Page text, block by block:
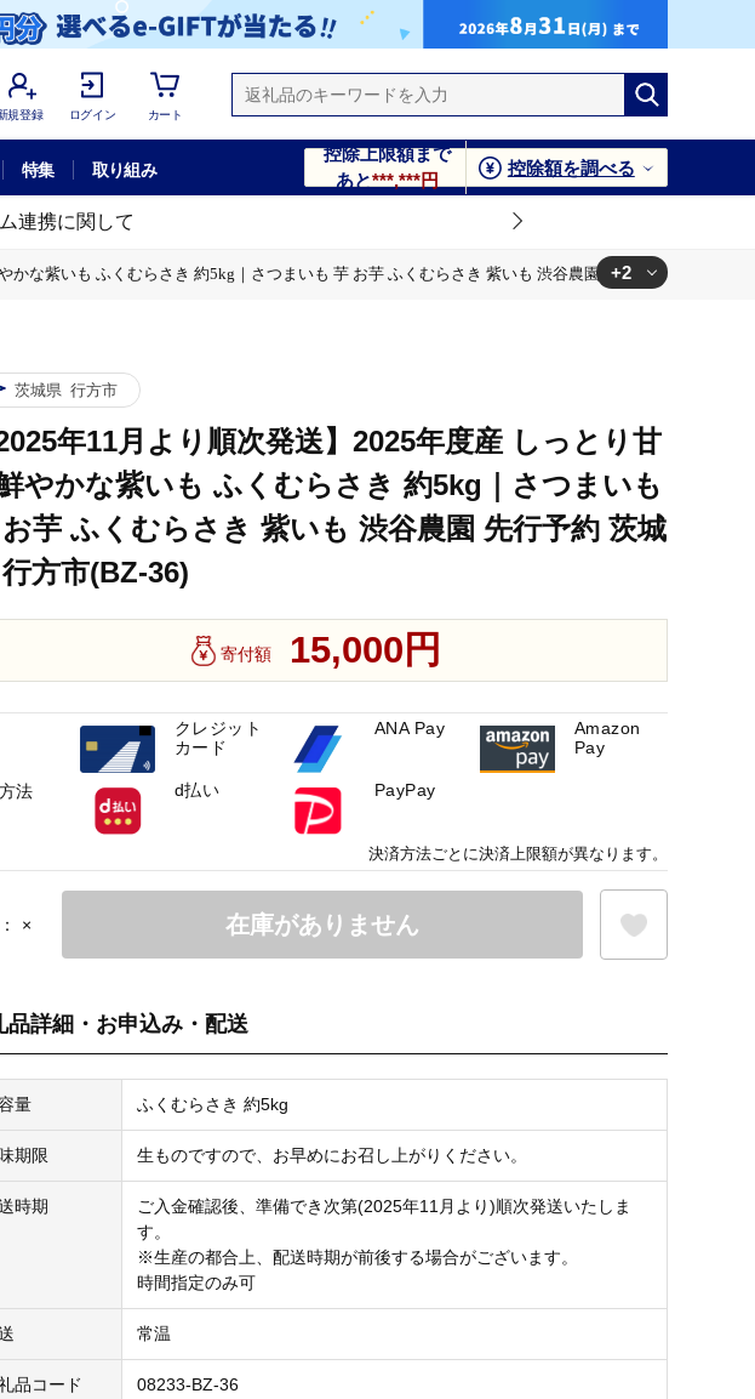
規登録 ログイン カート
特集 取り組み
控除上限額まで
あと***,***円
控除額を調べる
連携に関して
かな紫いも ふくむらさき 約5kg｜さつまいも 芋 お芋 ふくむらさき 紫いも 渋谷農園 先行予約 茨城県 行
+2
茨城県 行方市
2025年11月より順次発送】2025年度産 しっとり甘
やかな紫いも ふくむらさき 約5kg｜さつまいも
芋 ふくむらさき 紫いも 渋谷農園 先行予約 茨城
方市(BZ-36)
寄付額 15,000円
× 在庫がありません
品詳細・お申込み・配送
量 ふくむらさき 約5kg
期限 生ものですので、お早めにお召し上がりください。
時期
ご入金確認後、準備でき次第(2025年11月より)順次発送いたしま
す。
※生産の都合上、配送時期が前後する場合がございます。
時間指定のみ可
常温
品コード 08233-BZ-36
法
クレジット
カード
ANA Pay
Amazon
Pay
d払い PayPay
決済方法ごとに決済上限額が異なります。